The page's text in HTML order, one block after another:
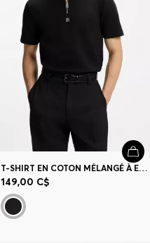
T-SHIRT EN COTON MÉLANGÉ À ENCOLURE ZIPPÉE
149,00 C$